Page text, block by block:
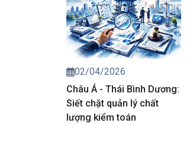
02/04/2026
Châu Á - Thái Bình Dương:
Siết chặt quản lý chất
lượng kiểm toán